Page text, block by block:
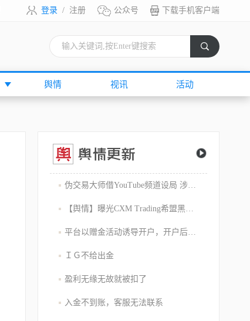
登录 / 注册 公众号 下载手机客户端
舆情 视讯 活动
伪交易大师借YouTube频道设局 涉嫌1800万美元庞氏骗局
【舆情】曝光CXM Trading希盟黑幕：平台擅自下单 异常交易致30多万美金账户爆仓 客户资金遭无故转移
平台以赠金活动诱导开户，开户后入金容易出金难，难细究
ＩＧ不给出金
盈利无缘无故就被扣了
入金不到账，客服无法联系